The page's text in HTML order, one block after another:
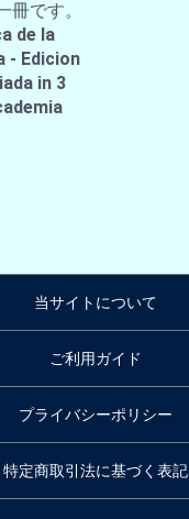
冊です。
de la
- Edicion
in 3
当サイトについて
ご利用ガイド
プライバシーポリシー
特定商取引法に基づく表記